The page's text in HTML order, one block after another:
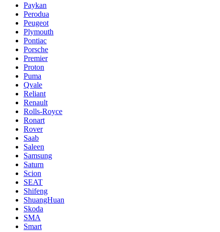
Paykan
Perodua
Peugeot
Plymouth
Pontiac
Porsche
Premier
Proton
Puma
Qvale
Reliant
Renault
Rolls-Royce
Ronart
Rover
Saab
Saleen
Samsung
Saturn
Scion
SEAT
Shifeng
ShuangHuan
Skoda
SMA
Smart